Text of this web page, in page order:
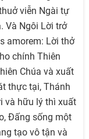
viễn Ngài tự
Và Ngôi Lời trở
amorem: Lời thở
chính Thiên
Chúa và xuất
thực tại, Thánh
và hữu lý thì xuất
Đấng sống một
tạo vô tận và